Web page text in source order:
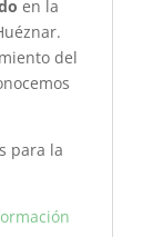
en la
del
para la